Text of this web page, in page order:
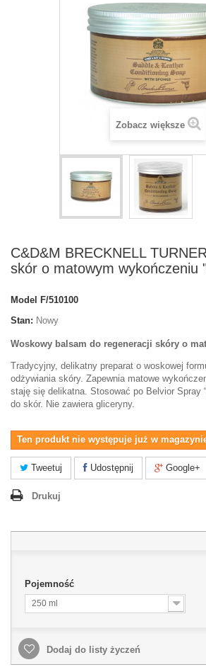
Zobacz większe
C&D&M BRECKNELL
skór o matowym wykończeniu
Model
F/510100
Stan: Nowy
Woskowy balsam do regeneracji skóry o
Tradycyjny, delikatny preparat o woskowej
odżywiania skóry. Zapewnia matowe
staję się delikatna. Stosować po Belvior Spray
do skór. Nie zawiera gliceryny.
Ten produkt nie występuje już w
Tweetuj Udostępnij Google+
Drukuj
Pojemność
250 ml
Dodaj do listy życzeń